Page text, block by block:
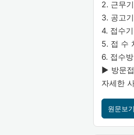
2. 근무
3. 공고
4. 접수
5. 접 수
6. 접수
▶ 방문
자세한
원문보기